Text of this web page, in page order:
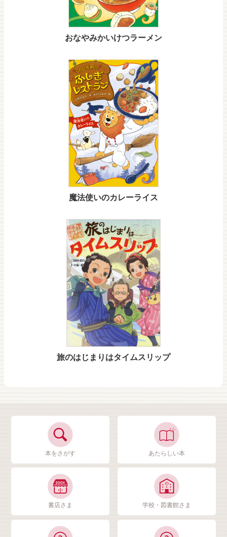
おなやみかいけつラーメン
魔法使いのカレーライス
旅のはじまりはタイムスリップ
本をさがす あたらしい本
書店さま 学校・図書館さま